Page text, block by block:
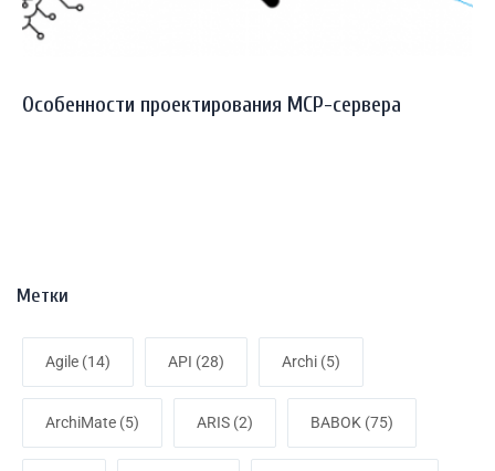
Особенности проектирования MCP-сервера
Метки
Agile (14) API (28) Archi (5)
ArchiMate (5) ARIS (2) BABOK (75)